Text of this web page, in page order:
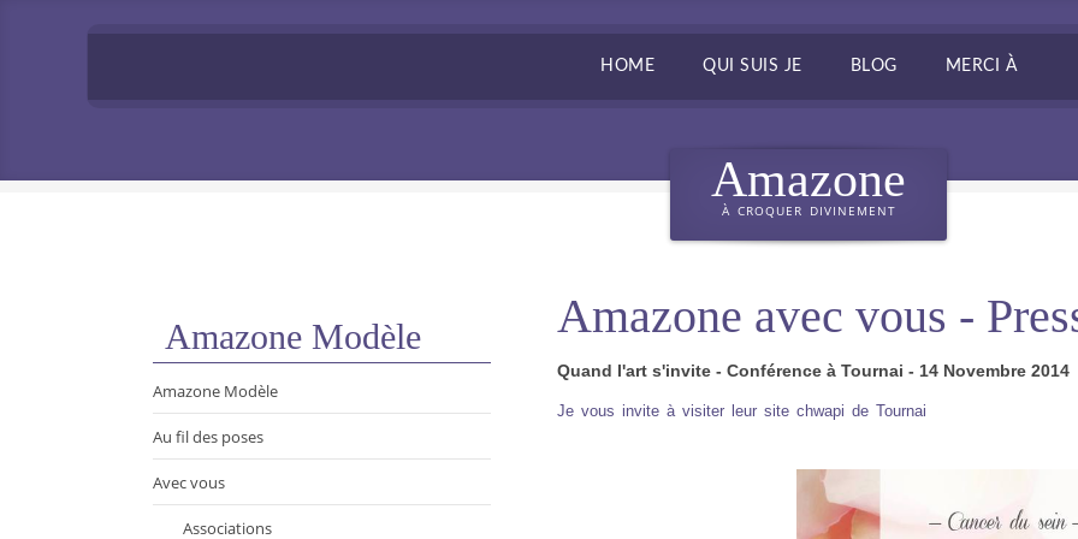
HOME QUI SUIS JE BLOG MERCI À
Amazone
À CROQUER DIVINEMENT
Amazone Modèle
Amazone Modèle
Au fil des poses
Avec vous
Associations
Amazone avec vous -
Quand l'art s'invite - Conférence à Tournai - 14 Novembre 2014
Je vous invite à visiter leur site chwapi de Tournai